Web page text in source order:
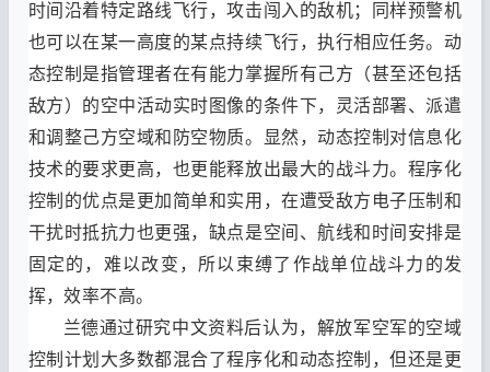
时间沿着特定路线飞行，攻击闯入的敌机；
同样预警机
也可以在某一高度的某点持续飞行，执行相应任务。 动
态控制是指管理者在有能力掌握所有己方 （甚至还包括
敌方 ） 的空中活动实时图像的条件下 ， 灵活部署、派遣
和调整己方空域和防空物质。 显然，动态控制对信息化
技术的要求更高， 也更能释放出最大的战斗力。 程序化
控制的优点是更加简单和实用 ，在遭受敌方电子压制和
干扰时抵抗力也更强， 缺点是空间 、航线和时间安排是
固定的 ， 难以改变 ， 所以束缚了作战单位战斗力的发
挥，效率不高。
兰德通过研究中文资料后认为， 解放军空军的空域
控制计划大多数都混合了程序化和动态控制 ，但还是更